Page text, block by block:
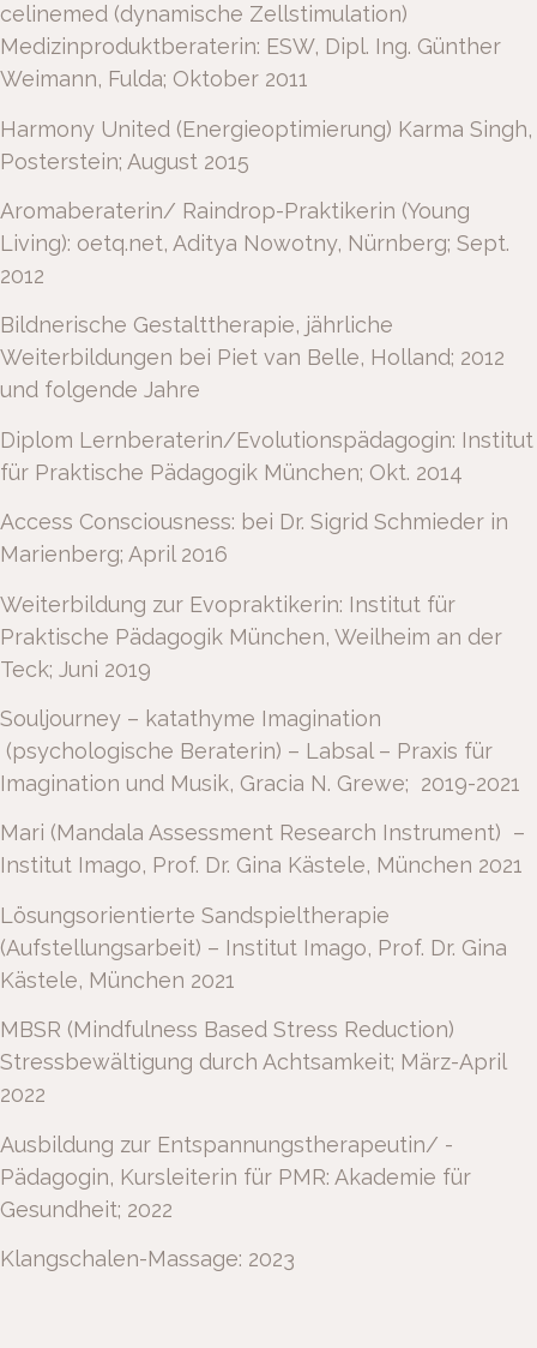
celinemed (dynamische Zellstimulation)
Medizinproduktberaterin: ESW, Dipl. Ing. Günther
Weimann, Fulda; Oktober 2011
Harmony United (Energieoptimierung) Karma Singh,
Posterstein; August 2015
Aromaberaterin/ Raindrop-Praktikerin (Young
Living): oetq.net, Aditya Nowotny, Nürnberg; Sept.
2012
Bildnerische Gestalttherapie, jährliche
Weiterbildungen bei Piet van Belle, Holland; 2012
und folgende Jahre
Diplom Lernberaterin/Evolutionspädagogin: Institut
für Praktische Pädagogik München; Okt. 2014
Access Consciousness: bei Dr. Sigrid Schmieder in
Marienberg; April 2016
Weiterbildung zur Evopraktikerin: Institut für
Praktische Pädagogik München, Weilheim an der
Teck; Juni 2019
Souljourney – katathyme Imagination
(psychologische Beraterin) – Labsal – Praxis für
Imagination und Musik, Gracia N. Grewe; 2019-2021
Mari (Mandala Assessment Research Instrument) –
Institut Imago, Prof. Dr. Gina Kästele, München 2021
Lösungsorientierte Sandspieltherapie
(Aufstellungsarbeit) – Institut Imago, Prof. Dr. Gina
Kästele, München 2021
MBSR (Mindfulness Based Stress Reduction)
Stressbewältigung durch Achtsamkeit; März-April
2022
Ausbildung zur Entspannungstherapeutin/ -
Pädagogin, Kursleiterin für PMR: Akademie für
Gesundheit; 2022
Klangschalen-Massage: 2023